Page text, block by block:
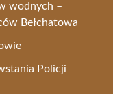
wodnych –
Bełchatowa
Policji